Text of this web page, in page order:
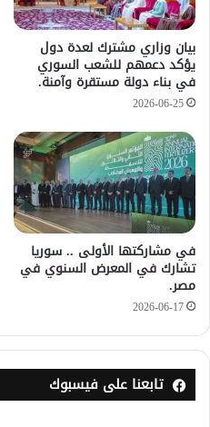
بيان وزاري مشترك لعدة دول
يؤكد دعمهم للشعب السوري
في بناء دولة مستقرة وآمنة.
2026-06-25
في مشاركتها الأولى .. سوريا
تشارك في المعرض السنوي في
مصر.
2026-06-17
تابعنا على فيسبوك